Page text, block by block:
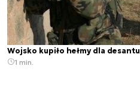
Wojsko kupiło hełmy dla desantu
1 min.